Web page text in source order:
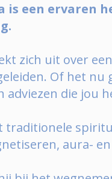
is een ervaren
zich uit over
Of het
adviezen die jou
traditionele
aura-